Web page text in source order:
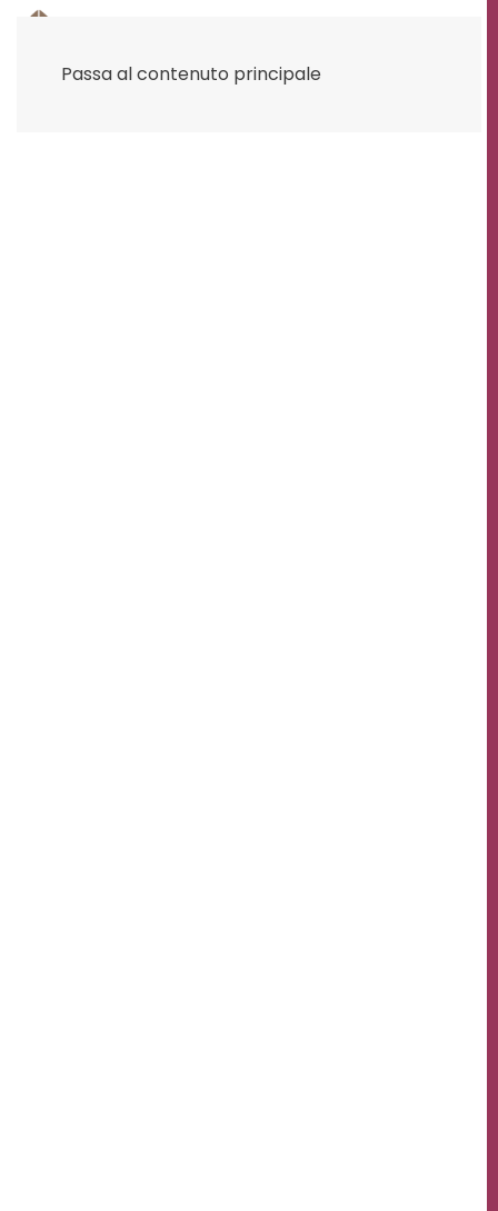
Passa al contenuto principale